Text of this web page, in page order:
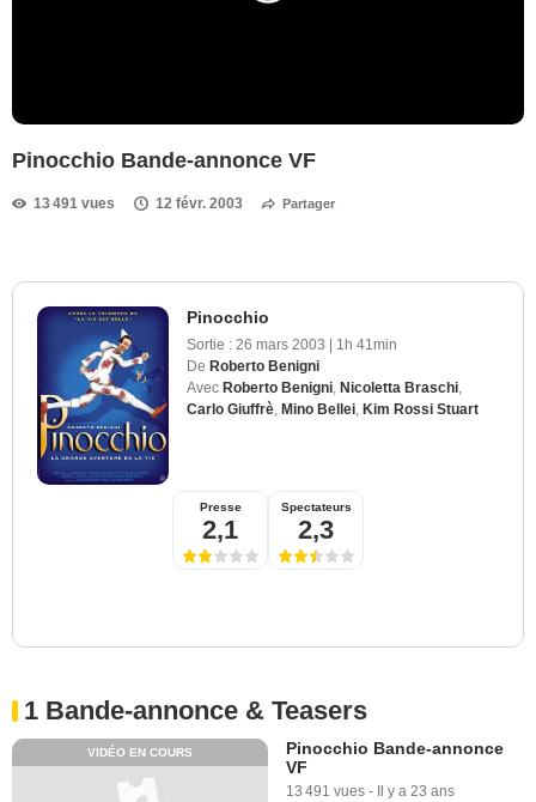
Pinocchio Bande-annonce VF
13 491 vues 12 févr. 2003 Partager
Pinocchio
Sortie : 26 mars 2003 | 1h 41min
De Roberto Benigni
Avec Roberto Benigni Nicoletta Braschi
Carlo Giuffrè Mino Bellei Kim Rossi Stuart
Presse
2,1
Spectateurs
2,3
1 Bande-annonce & Teasers
VIDÉO EN COURS
Pinocchio Bande-annonce
VF
13 491 vues - Il y a 23 ans